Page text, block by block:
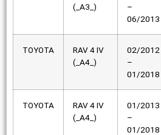
(_A3_)
–
06/2013
TOYOTA
RAV 4 IV
(_A4_)
02/2012
–
01/2018
TOYOTA
RAV 4 IV
(_A4_)
01/2013
–
01/2018